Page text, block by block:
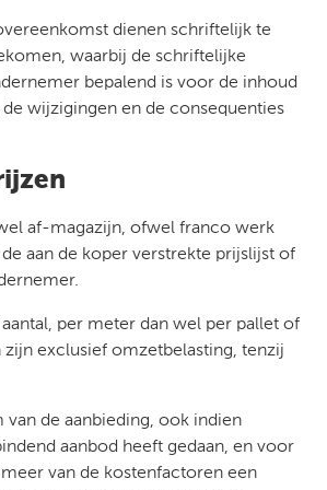
dienen schriftelijk te
waarbij de schriftelijke
bepalend is voor de inhoud
wijzigingen en de consequenties
af-magazijn, ofwel franco werk
aan de koper verstrekte prijslijst of
per meter dan wel per pallet of
zijn exclusief omzetbelasting, tenzij
van de aanbieding, ook indien
aanbod heeft gedaan, en voor
van de kostenfactoren een